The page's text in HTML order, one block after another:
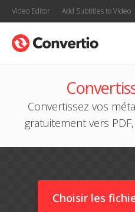
Video Editor Add Subtitles to Video
Convertissez vos
gratuitement vers PDF,
Choisir les